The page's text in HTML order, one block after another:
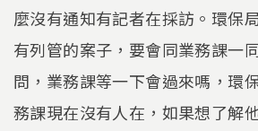
麼沒有通知有記者在採訪。環保
有列管的案子，要會同業務課一
問，業務課等一下會過來嗎，環
務課現在沒有人在，如果想了解